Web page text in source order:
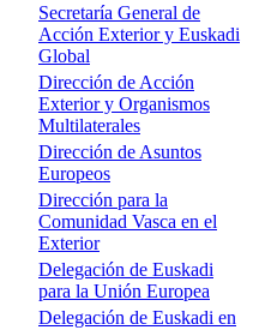
Secretaría General de
Acción Exterior y Euskadi
Global
Dirección de Acción
Exterior y Organismos
Multilaterales
Dirección de Asuntos
Europeos
Dirección para la
Comunidad Vasca en el
Exterior
Delegación de Euskadi
para la Unión Europea
Delegación de Euskadi en